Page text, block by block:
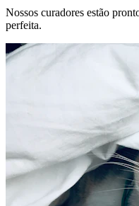
Nossos curadores estão
perfeita.